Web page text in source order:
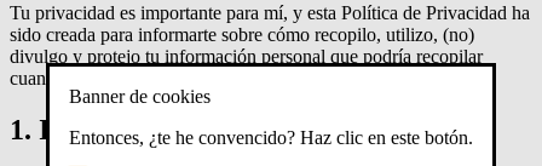
Tu privacidad es importante para mí, y esta Política de Privacidad ha
sido creada para informarte sobre cómo recopilo, utilizo, (no)
divulgo y protejo tu información personal que podría recopilar
cuando visitas mi sitio web o interactúas conmigo.
1. Información recopilada
Banner de cookies
Entonces, ¿te he convencido? Haz clic en este botón.